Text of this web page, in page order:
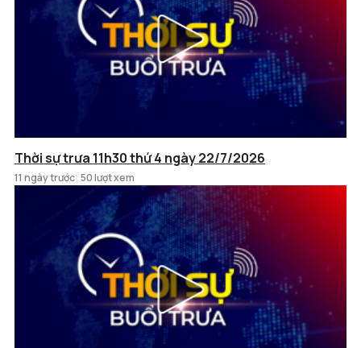
Thời sự trưa 11h30 thứ 4 ngày 22/7/2026
11 ngày trước 50 lượt xem